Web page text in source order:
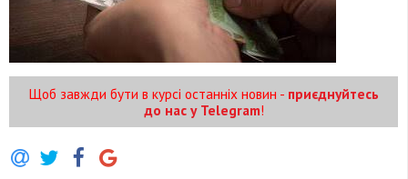
Щоб завжди бути в курсі останніх новин - приєднуйтесь
до нас у Telegram!